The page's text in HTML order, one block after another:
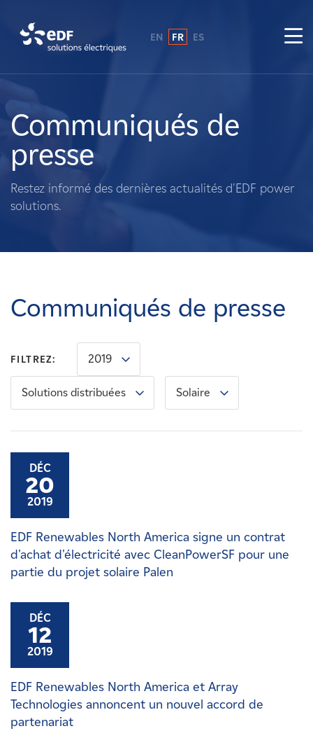
A propos de nous
Ce que nous faisons
Propriétaires fonciers
Carrières
Nouvelles
Contactez-nous
EN FR ES
Communiqués de
presse
Restez informé des dernières actualités d'EDF power
solutions.
Communiqués de presse
FILTREZ: 2019
Solutions distribuées Solaire
DÉC
20
2019
EDF Renewables North America signe un contrat
d'achat d'électricité avec CleanPowerSF pour une
partie du projet solaire Palen
DÉC
12
2019
EDF Renewables North America et Array
Technologies annoncent un nouvel accord de
partenariat